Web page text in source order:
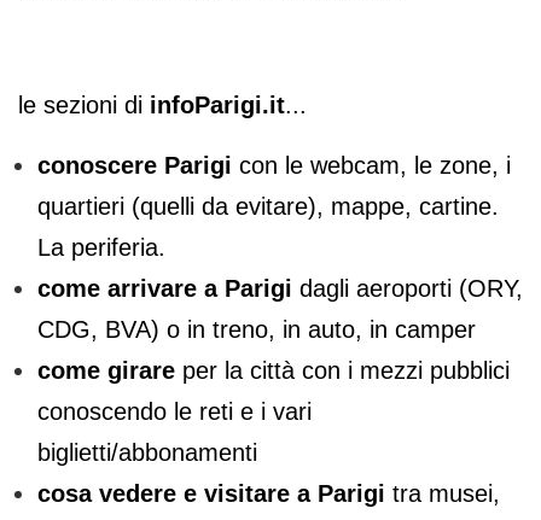
le sezioni di infoParigi.it...
conoscere Parigi con le webcam, le zone, i
quartieri (quelli da evitare), mappe, cartine.
La periferia.
come arrivare a Parigi dagli aeroporti (ORY,
CDG, BVA) o in treno, in auto, in camper
come girare per la città con i mezzi pubblici
conoscendo le reti e i vari
biglietti/abbonamenti
cosa vedere e visitare a Parigi tra musei,